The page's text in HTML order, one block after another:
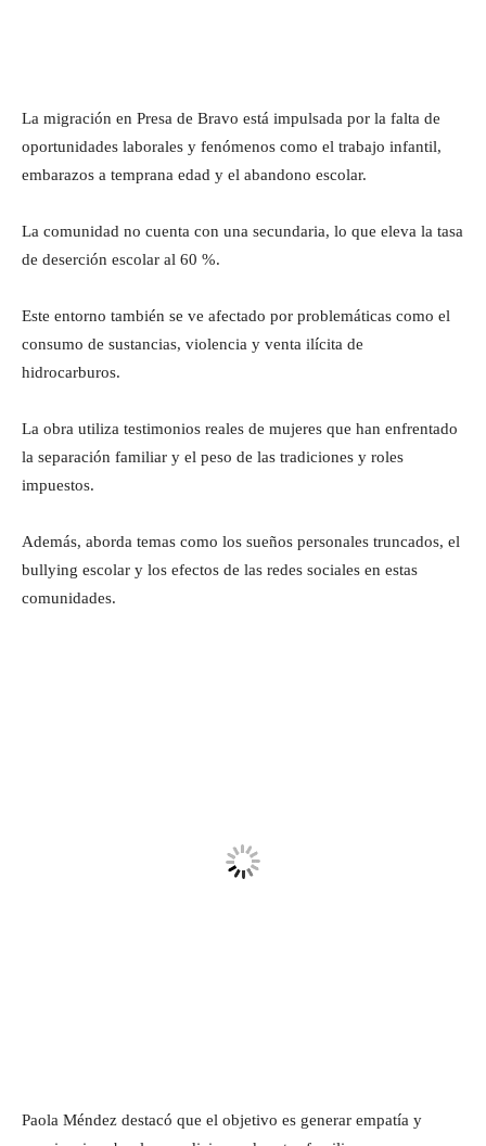
La migración en Presa de Bravo está impulsada por la falta de
oportunidades laborales y fenómenos como el trabajo infantil,
embarazos a temprana edad y el abandono escolar.
La comunidad no cuenta con una secundaria, lo que eleva la tasa
de deserción escolar al 60 %.
Este entorno también se ve afectado por problemáticas como el
consumo de sustancias, violencia y venta ilícita de
hidrocarburos.
La obra utiliza testimonios reales de mujeres que han enfrentado
la separación familiar y el peso de las tradiciones y roles
impuestos.
Además, aborda temas como los sueños personales truncados, el
bullying escolar y los efectos de las redes sociales en estas
comunidades.
Paola Méndez destacó que el objetivo es generar empatía y